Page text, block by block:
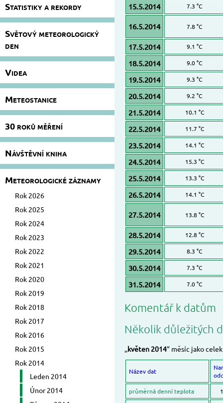
Statistiky a rekordy
Světový meteorologický
den
Videa
Meteostanice
30 roků měření
Návštěvní kniha
Meteorologické záznamy
Rok 2026
Rok 2025
Rok 2024
Rok 2023
Rok 2022
Rok 2021
Rok 2020
Rok 2019
Rok 2018
Rok 2017
Rok 2016
Rok 2015
Rok 2014
Leden 2014
Únor 2014
15.5.2014 7.3 °C
16.5.2014 7.8 °C
17.5.2014 9.1 °C
18.5.2014 9.0 °C
19.5.2014 9.3 °C
20.5.2014 9.2 °C
21.5.2014 10.1 °C
22.5.2014 11.7 °C
23.5.2014 14.1 °C
24.5.2014 15.3 °C
25.5.2014 13.3 °C
26.5.2014 14.1 °C
27.5.2014 13.8 °C
28.5.2014 12.8 °C
29.5.2014 8.3 °C
30.5.2014 7.3 °C
31.5.2014 7.0 °C
Komentář k datům
Několik důležitých
,,květen 2014“ měsíc jako
Název dat
průměrná denní teplota